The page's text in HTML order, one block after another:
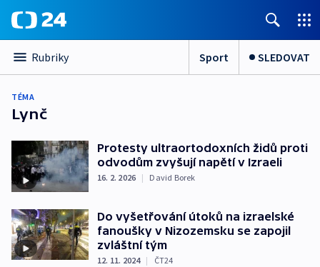
Rubriky Sport SLEDOVAT
TÉMA
Lynč
Protesty ultraortodoxních židů proti
odvodům zvyšují napětí v Izraeli
16. 2. 2026 | David Borek
Do vyšetřování útoků na izraelské
fanoušky v Nizozemsku se zapojil
zvláštní tým
12. 11. 2024 | ČT24